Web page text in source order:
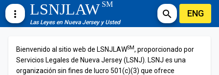
more_vert LSNJLAWSM
Las Leyes en Nueva Jersey y Usted
search ENG
Bienvenido al sitio web de LSNJLAWSM, proporcionado por
Servicios Legales de Nueva Jersey (LSNJ). LSNJ es una
organización sin fines de lucro 501(c)(3) que ofrece